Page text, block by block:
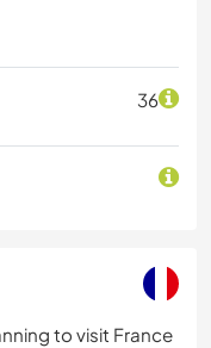
36
to visit France